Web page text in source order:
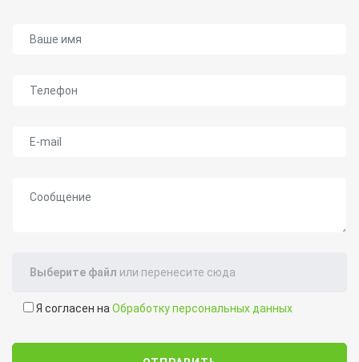
Выберите файл или перенесите сюда
Я согласен на Обработку персональных данных